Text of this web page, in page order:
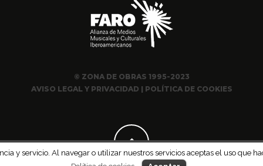
© ZONA DE OBRAS 1995-2023
AVISO LEGAL Y PRIVACIDAD | POLÍTICA DE COOKIES
y servicio. Al navegar o utilizar nuestros servicios aceptas el uso que